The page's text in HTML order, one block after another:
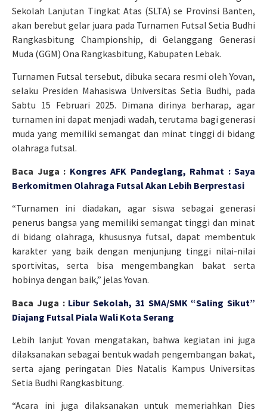
Sekolah Lanjutan Tingkat Atas (SLTA) se Provinsi Banten,
akan berebut gelar juara pada Turnamen Futsal Setia Budhi
Rangkasbitung Championship, di Gelanggang Generasi
Muda (GGM) Ona Rangkasbitung, Kabupaten Lebak.
Turnamen Futsal tersebut, dibuka secara resmi oleh Yovan,
selaku Presiden Mahasiswa Universitas Setia Budhi, pada
Sabtu 15 Februari 2025. Dimana dirinya berharap, agar
turnamen ini dapat menjadi wadah, terutama bagi generasi
muda yang memiliki semangat dan minat tinggi di bidang
olahraga futsal.
Baca Juga : Kongres AFK Pandeglang, Rahmat : Saya
Berkomitmen Olahraga Futsal Akan Lebih Berprestasi
“Turnamen ini diadakan, agar siswa sebagai generasi
penerus bangsa yang memiliki semangat tinggi dan minat
di bidang olahraga, khususnya futsal, dapat membentuk
karakter yang baik dengan menjunjung tinggi nilai-nilai
sportivitas, serta bisa mengembangkan bakat serta
hobinya dengan baik,” jelas Yovan.
Baca Juga : Libur Sekolah, 31 SMA/SMK “Saling Sikut”
Diajang Futsal Piala Wali Kota Serang
Lebih lanjut Yovan mengatakan, bahwa kegiatan ini juga
dilaksanakan sebagai bentuk wadah pengembangan bakat,
serta ajang peringatan Dies Natalis Kampus Universitas
Setia Budhi Rangkasbitung.
“Acara ini juga dilaksanakan untuk memeriahkan Dies